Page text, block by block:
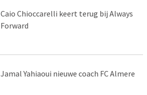
Caio Chioccarelli keert terug bij Always
Forward
Jamal Yahiaoui nieuwe coach FC Almere